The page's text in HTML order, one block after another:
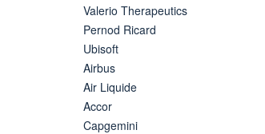
Valerio Therapeutics
Pernod Ricard
Ubisoft
Airbus
Air Liquide
Accor
Capgemini